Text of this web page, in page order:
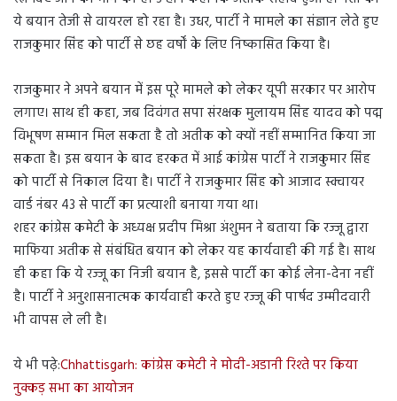
ये बयान तेजी से वायरल हो रहा है। उधर, पार्टी ने मामले का संज्ञान लेते हुए
राजकुमार सिंह को पार्टी से छह वर्षों के लिए निष्कासित किया है।
राजकुमार ने अपने बयान में इस पूरे मामले को लेकर यूपी सरकार पर आरोप
लगाए। साथ ही कहा, जब दिवंगत सपा संरक्षक मुलायम सिंह यादव को पद्म
विभूषण सम्मान मिल सकता है तो अतीक को क्यों नहीं सम्मानित किया जा
सकता है। इस बयान के बाद हरकत में आई कांग्रेस पार्टी ने राजकुमार सिंह
को पार्टी से निकाल दिया है। पार्टी ने राजकुमार सिंह को आजाद स्क्वायर
वार्ड नंबर 43 से पार्टी का प्रत्याशी बनाया गया था।
शहर कांग्रेस कमेटी के अध्यक्ष प्रदीप मिश्रा अंशुमन ने बताया कि रज्जू द्वारा
माफिया अतीक से संबंधित बयान को लेकर यह कार्यवाही की गई है। साथ
ही कहा कि ये रज्जू का निजी बयान है, इससे पार्टी का कोई लेना-देना नहीं
है। पार्टी ने अनुशासनात्मक कार्यवाही करते हुए रज्जू की पार्षद उम्मीदवारी
भी वापस ले ली है।
ये भी पढ़े:Chhattisgarh: कांग्रेस कमेटी ने मोदी-अडानी रिश्ते पर किया
नुक्कड़ सभा का आयोजन